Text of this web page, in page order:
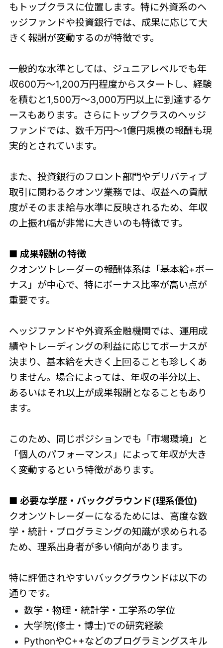
もトップクラスに位置します。特に外資系のヘ
ッジファンドや投資銀行では、成果に応じて大
きく報酬が変動するのが特徴です。
一般的な水準としては、ジュニアレベルでも年
収600万〜1,200万円程度からスタートし、経験
を積むと1,500万〜3,000万円以上に到達するケ
ースもあります。さらにトップクラスのヘッジ
ファンドでは、数千万円〜1億円規模の報酬も現
実的とされています。
また、投資銀行のフロント部門やデリバティブ
取引に関わるクオンツ業務では、収益への貢献
度がそのまま給与水準に反映されるため、年収
の上振れ幅が非常に大きいのも特徴です。
■ 成果報酬の特徴
クオンツトレーダーの報酬体系は「基本給+ボー
ナス」が中心で、特にボーナス比率が高い点が
重要です。
ヘッジファンドや外資系金融機関では、運用成
績やトレーディングの利益に応じてボーナスが
決まり、基本給を大きく上回ることも珍しくあ
りません。場合によっては、年収の半分以上、
あるいはそれ以上が成果報酬となることもあり
ます。
このため、同じポジションでも「市場環境」と
「個人のパフォーマンス」によって年収が大き
く変動するという特徴があります。
■ 必要な学歴・バックグラウンド(理系優位)
クオンツトレーダーになるためには、高度な数
学・統計・プログラミングの知識が求められる
ため、理系出身者が多い傾向があります。
特に評価されやすいバックグラウンドは以下の
通りです。
数学・物理・統計学・工学系の学位
大学院(修士・博士)での研究経験
PythonやC++などのプログラミングスキル